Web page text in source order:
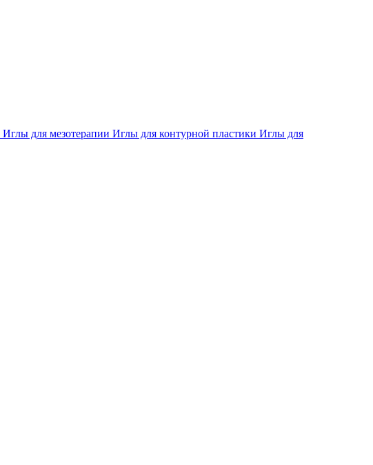
Иглы для мезотерапии Иглы для контурной пластики Иглы для